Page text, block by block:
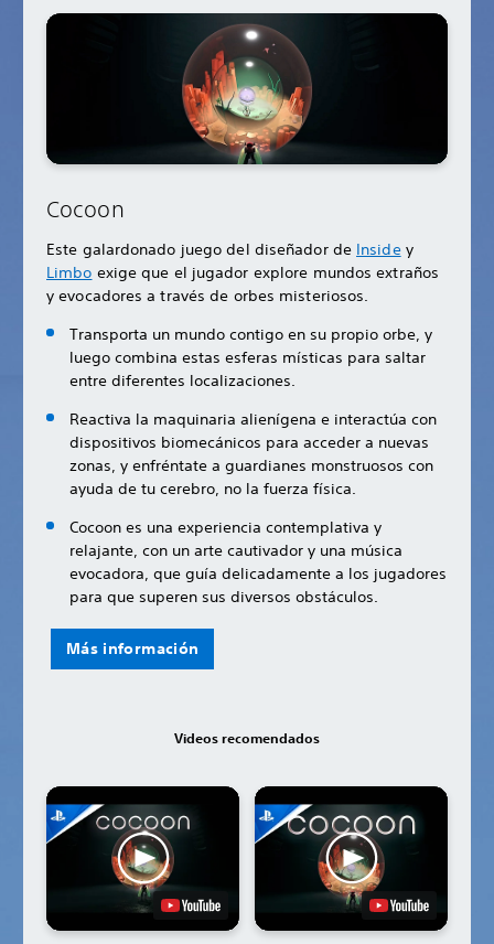
Cocoon
Este galardonado juego del diseñador de Insidey
Limbo exige que el jugador explore mundos extraños
y evocadores a través de orbes misteriosos.
Transporta un mundo contigo en su propio orbe, y
luego combina estas esferas místicas para saltar
entre diferentes localizaciones.
Reactiva la maquinaria alienígena e interactúa con
dispositivos biomecánicos para acceder a nuevas
zonas, y enfréntate a guardianes monstruosos con
ayuda de tu cerebro, no la fuerza física.
Cocoon es una experiencia contemplativa y
relajante, con un arte cautivador y una música
evocadora, que guía delicadamente a los jugadores
para que superen sus diversos obstáculos.
Más información
Videos recomendados